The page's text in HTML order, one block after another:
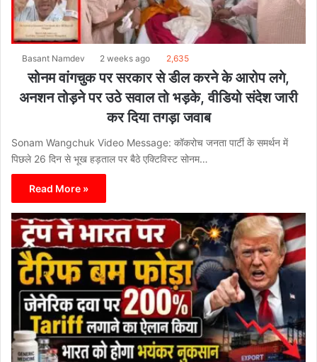
Basant Namdev 2 weeks ago 2,635
सोनम वांगचुक पर सरकार से डील करने के आरोप लगे,
अनशन तोड़ने पर उठे सवाल तो भड़के, वीडियो संदेश जारी
कर दिया तगड़ा जवाब
Sonam Wangchuk Video Message: कॉकरोच जनता पार्टी के समर्थन में
पिछले 26 दिन से भूख हड़ताल पर बैठे एक्टिविस्ट सोनम…
Read More »